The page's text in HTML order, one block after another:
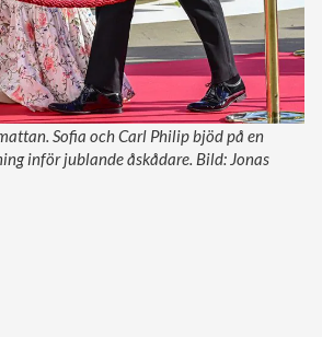
Sofia och Carl Philip bjöd på en
inför jublande åskådare. Bild: Jonas